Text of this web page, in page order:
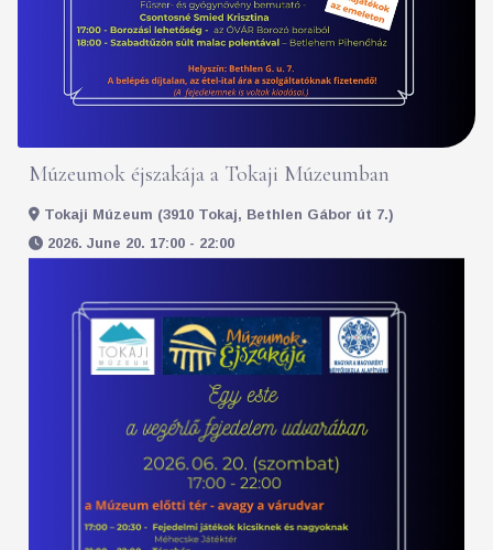
Múzeumok éjszakája a Tokaji Múzeumban
Tokaji Múzeum (3910 Tokaj, Bethlen Gábor út 7.)
2026. June 20. 17:00 - 22:00